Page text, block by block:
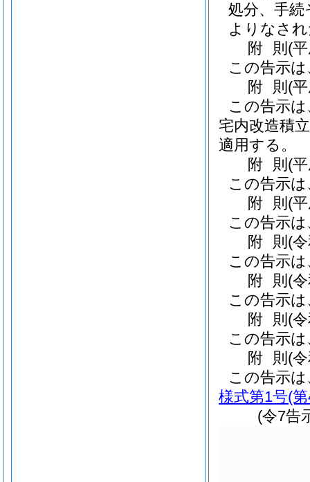
処分、手
よりなさ
附 則 (
この告示
附 則 (
この告示
宅内改造積
適用する。
附 則 (
この告示
附 則 (
この告示
附 則 (
この告示
附 則 (
この告示
附 則 (
この告示
附 則 (
この告示
様式第1号(
(令7告